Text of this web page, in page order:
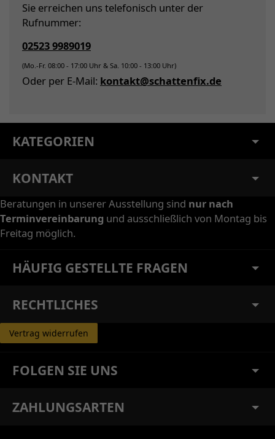
Sie erreichen uns telefonisch unter der
Rufnummer:
02523 9989019
(Mo.-Fr. 08:00 - 17:00 Uhr & Sa. 10:00 - 13:00 Uhr)
Oder per E-Mail: kontakt@schattenfix.de
KATEGORIEN
KONTAKT
Beratungen in unserer Ausstellung sind nur nach
Terminvereinbarung und ausschließlich von Montag bis
Freitag möglich.
HÄUFIG GESTELLTE FRAGEN
RECHTLICHES
Vertrag widerrufen
FOLGEN SIE UNS
ZAHLUNGSARTEN